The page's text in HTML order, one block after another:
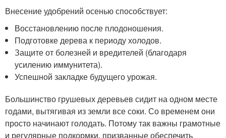
Внесение удобрений осенью способствует:
Восстановлению после плодоношения.
Подготовке дерева к периоду холодов.
Защите от болезней и вредителей (благодаря
усилению иммунитета).
Успешной закладке будущего урожая.
Большинство грушевых деревьев сидит на одном месте
годами, вытягивая из земли все соки. Со временем они
просто начинают голодать. Потому так важны грамотные
и регулярные подкормки, призванные обеспечить